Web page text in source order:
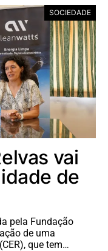
SOCIEDADE
vai
de
pela Fundação
de uma
que tem…